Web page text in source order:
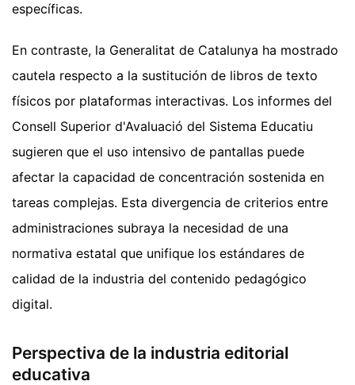
específicas.
En contraste, la Generalitat de Catalunya ha mostrado
cautela respecto a la sustitución de libros de texto
físicos por plataformas interactivas. Los informes del
Consell Superior d'Avaluació del Sistema Educatiu
sugieren que el uso intensivo de pantallas puede
afectar la capacidad de concentración sostenida en
tareas complejas. Esta divergencia de criterios entre
administraciones subraya la necesidad de una
normativa estatal que unifique los estándares de
calidad de la industria del contenido pedagógico
digital.
Perspectiva de la industria editorial
educativa